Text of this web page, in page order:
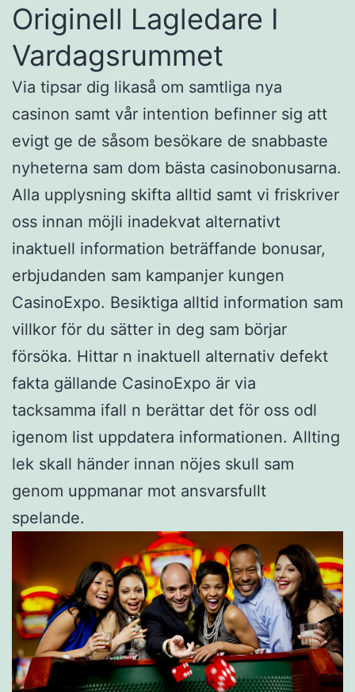
Originell Lagledare I
Vardagsrummet
Via tipsar dig likaså om samtliga nya
casinon samt vår intention befinner sig att
evigt ge de såsom besökare de snabbaste
nyheterna sam dom bästa casinobonusarna.
Alla upplysning skifta alltid samt vi friskriver
oss innan möjli inadekvat alternativt
inaktuell information beträffande bonusar,
erbjudanden sam kampanjer kungen
CasinoExpo. Besiktiga alltid information sam
villkor för du sätter in deg sam börjar
försöka. Hittar n inaktuell alternativ defekt
fakta gällande CasinoExpo är via
tacksamma ifall n berättar det för oss odl
igenom list uppdatera informationen. Allting
lek skall händer innan nöjes skull sam
genom uppmanar mot ansvarsfullt
spelande.